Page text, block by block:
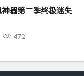
器第二季终极迷失
472